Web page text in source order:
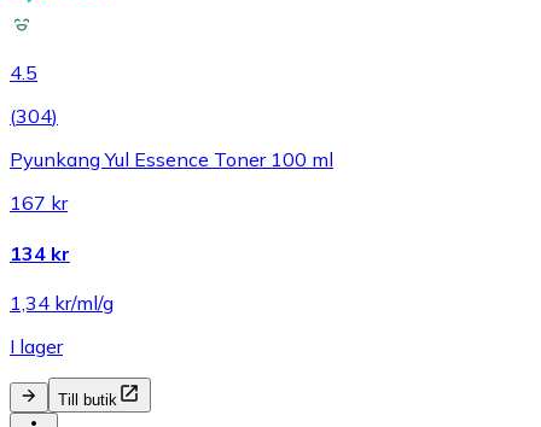
4.5
(304)
Pyunkang Yul Essence Toner 100 ml
167 kr
134 kr
1,34 kr/ml/g
I lager
Till butik